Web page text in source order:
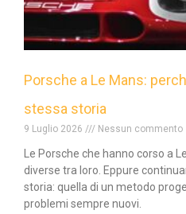
Porsche a Le Mans:
stessa storia
9 Luglio 2026 Nessun commento
Le Porsche che hanno corso a
diverse tra loro. Eppure
storia: quella di un metodo
problemi sempre nuovi.